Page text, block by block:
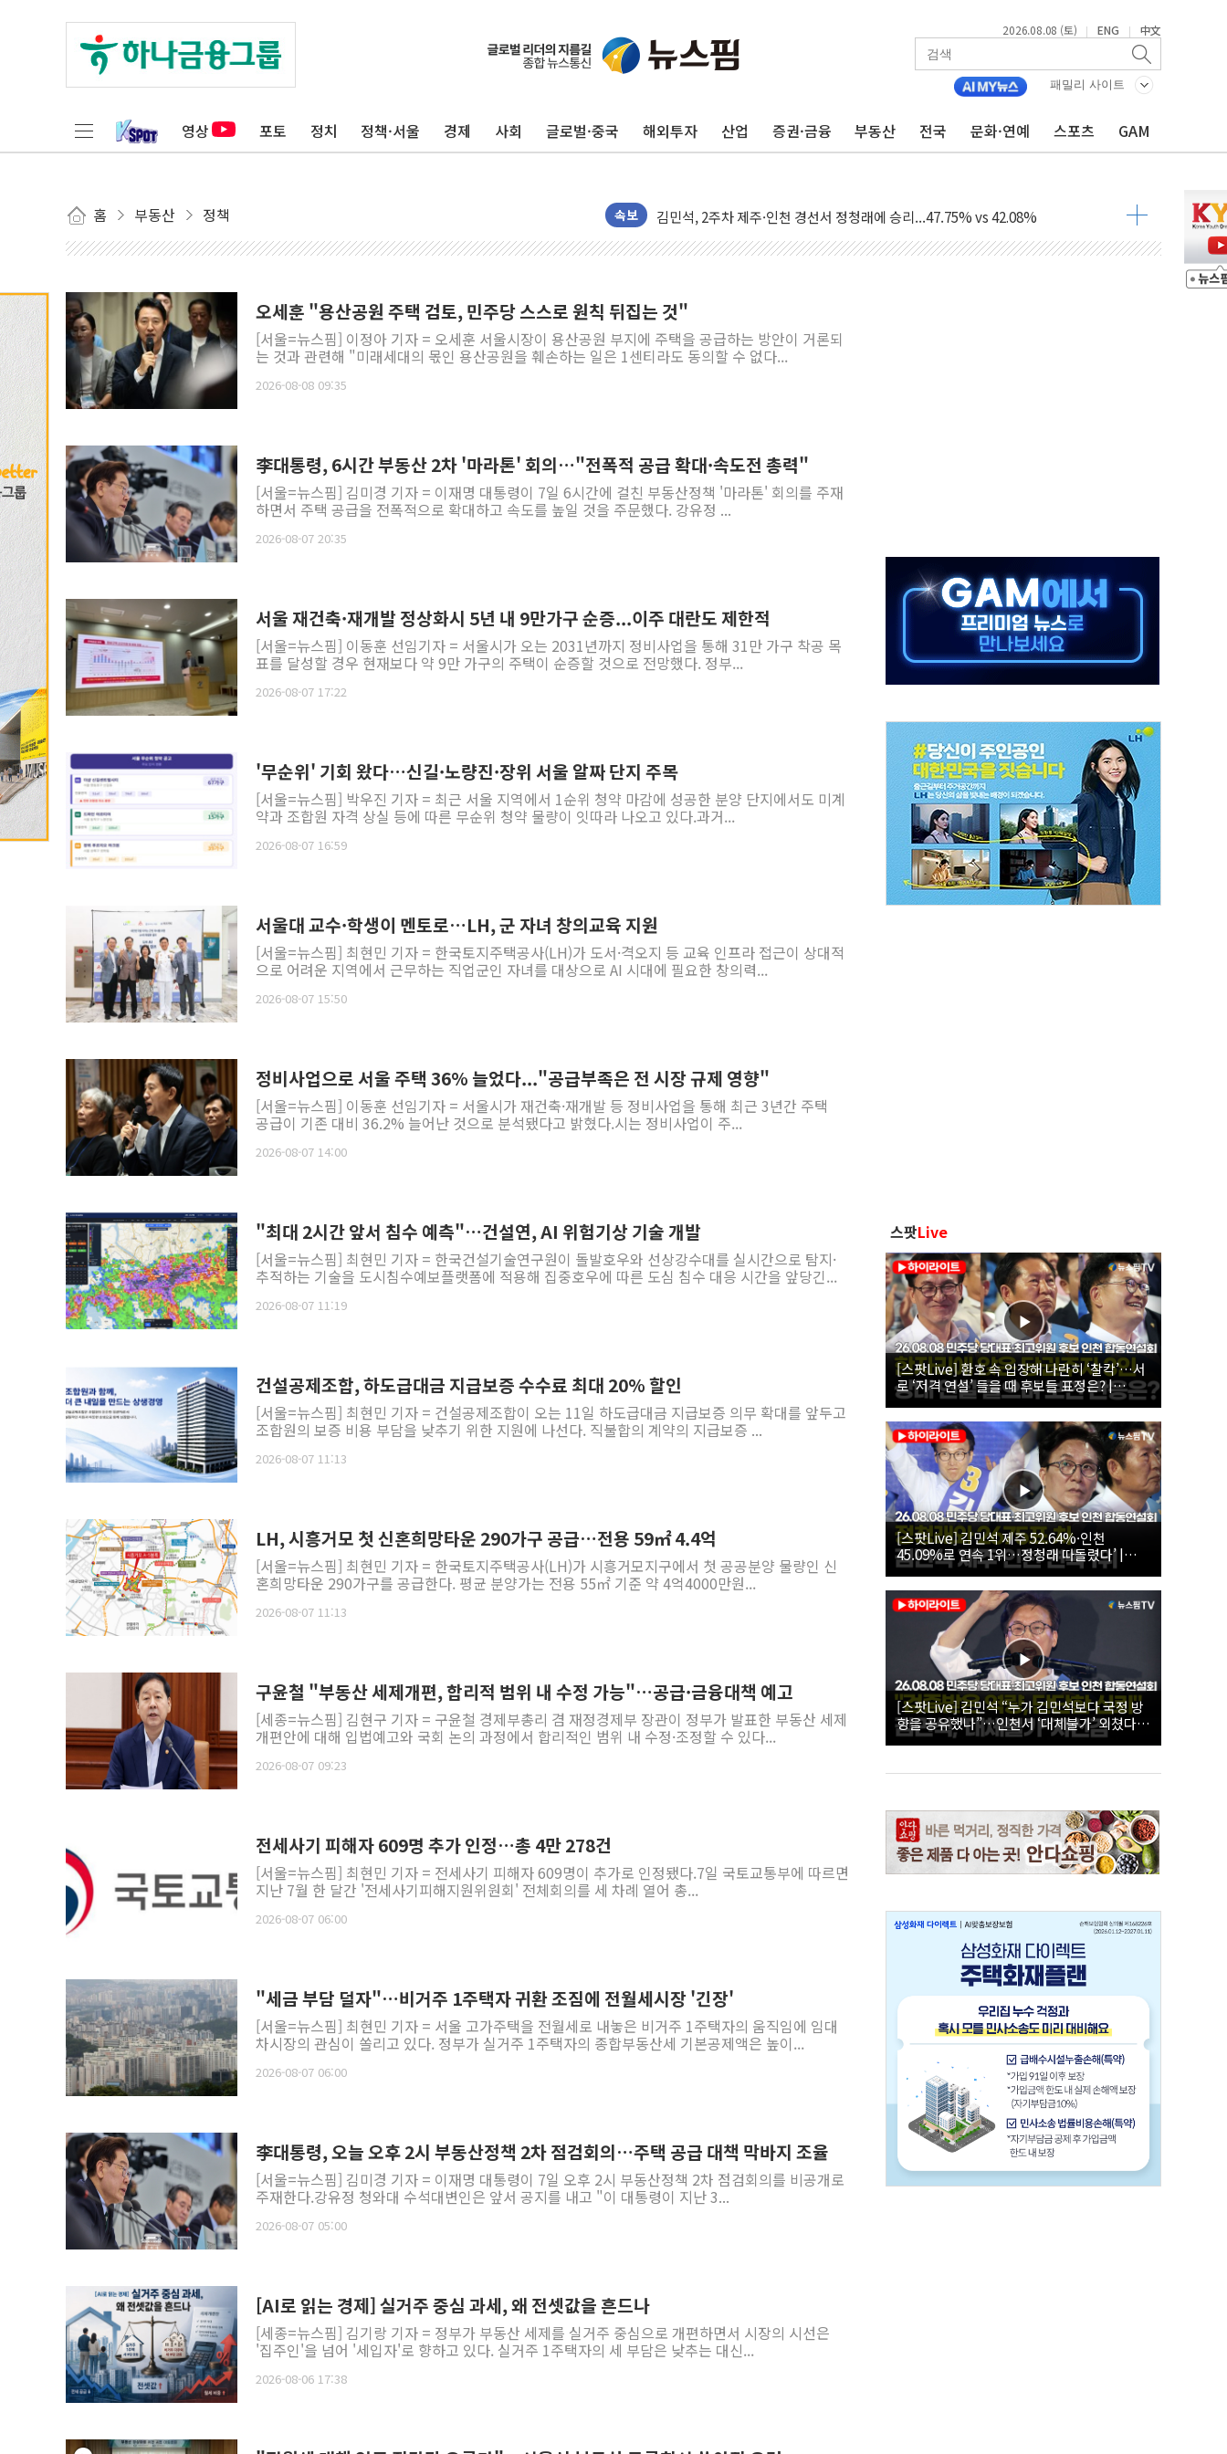
2026.08.08 (토) | ENG | 中文
패밀리 사이트
영상 포토 정치 정책·서울 경제 사회 글로벌·중국 해외투자 산업 증권·금융 부동산 전국 문화·연예 스포츠 GAM
홈 부동산 정책 속보
울진·영덕 '호우특보'-포항 '산사태 주의보'...경북도, 호우 피해·통제구간 없어
[종합] 김민석, 정청래에 '0.86%p' 차 재역전 성공...金 45.42% vs 鄭 44.56%
김민석, 2주차 제주·인천 경선서 정청래에 승리...47.75% vs 42.08%
인사하는 김민석 당대표 후보
[속보] 민주, 제주 경선 결과 발표...김민석 52.64% 정청래 39.89% 송영길 7.47%
이번주 국내 주요 금융일정(8.10~8.14)
서울 중랑구 주택가서 흉기 난동…60대 남성 2명 숨져
李대통령 "결혼 때문에 손해 보는 일 없게"…'결혼 페널티' 22개 과제 손본다
여수 오동도 인근 해상서 모터보트 전복…1명 사망·1명 실종
인천 선재도 갯벌서 해루질 중 실종 60대 나흘만에 숨진 채 발견
인천서 말다툼 중 어머니 흉기 살해 10대 아들 체포
'화합' 꺼낸 김민석에 '뻔뻔' 받아친 정청래…제주 연설서 신경전 고조
李대통령, ISA 개편 재검토 지시…與 "적극 환영"·野 "졸속 국정"
오세훈 "용산공원 주택 검토, 민주당 스스로 원칙 뒤집는 것"
[서울=뉴스핌] 이정아 기자 = 오세훈 서울시장이 용산공원 부지에 주택을 공급하는 방안이 거론되
는 것과 관련해 "미래세대의 몫인 용산공원을 훼손하는 일은 1센티라도 동의할 수 없다...
2026-08-08 09:35
李대통령, 6시간 부동산 2차 '마라톤' 회의…"전폭적 공급 확대·속도전 총력"
[서울=뉴스핌] 김미경 기자 = 이재명 대통령이 7일 6시간에 걸친 부동산정책 '마라톤' 회의를 주재
하면서 주택 공급을 전폭적으로 확대하고 속도를 높일 것을 주문했다. 강유정 ...
2026-08-07 20:35
서울 재건축·재개발 정상화시 5년 내 9만가구 순증...이주 대란도 제한적
[서울=뉴스핌] 이동훈 선임기자 = 서울시가 오는 2031년까지 정비사업을 통해 31만 가구 착공 목
표를 달성할 경우 현재보다 약 9만 가구의 주택이 순증할 것으로 전망했다. 정부...
2026-08-07 17:22
'무순위' 기회 왔다…신길·노량진·장위 서울 알짜 단지 주목
[서울=뉴스핌] 박우진 기자 = 최근 서울 지역에서 1순위 청약 마감에 성공한 분양 단지에서도 미계
약과 조합원 자격 상실 등에 따른 무순위 청약 물량이 잇따라 나오고 있다.과거...
2026-08-07 16:59
서울대 교수·학생이 멘토로…LH, 군 자녀 창의교육 지원
[서울=뉴스핌] 최현민 기자 = 한국토지주택공사(LH)가 도서·격오지 등 교육 인프라 접근이 상대적
으로 어려운 지역에서 근무하는 직업군인 자녀를 대상으로 AI 시대에 필요한 창의력...
2026-08-07 15:50
정비사업으로 서울 주택 36% 늘었다..."공급부족은 전 시장 규제 영향"
[서울=뉴스핌] 이동훈 선임기자 = 서울시가 재건축·재개발 등 정비사업을 통해 최근 3년간 주택
공급이 기존 대비 36.2% 늘어난 것으로 분석됐다고 밝혔다.시는 정비사업이 주...
2026-08-07 14:00
"최대 2시간 앞서 침수 예측"…건설연, AI 위험기상 기술 개발
[서울=뉴스핌] 최현민 기자 = 한국건설기술연구원이 돌발호우와 선상강수대를 실시간으로 탐지·
추적하는 기술을 도시침수예보플랫폼에 적용해 집중호우에 따른 도심 침수 대응 시간을 앞당긴...
2026-08-07 11:19
건설공제조합, 하도급대금 지급보증 수수료 최대 20% 할인
[서울=뉴스핌] 최현민 기자 = 건설공제조합이 오는 11일 하도급대금 지급보증 의무 확대를 앞두고
조합원의 보증 비용 부담을 낮추기 위한 지원에 나선다. 직불합의 계약의 지급보증 ...
2026-08-07 11:13
LH, 시흥거모 첫 신혼희망타운 290가구 공급…전용 59㎡ 4.4억
[서울=뉴스핌] 최현민 기자 = 한국토지주택공사(LH)가 시흥거모지구에서 첫 공공분양 물량인 신
혼희망타운 290가구를 공급한다. 평균 분양가는 전용 55㎡ 기준 약 4억4000만원...
2026-08-07 11:13
구윤철 "부동산 세제개편, 합리적 범위 내 수정 가능"…공급·금융대책 예고
[세종=뉴스핌] 김현구 기자 = 구윤철 경제부총리 겸 재정경제부 장관이 정부가 발표한 부동산 세제
개편안에 대해 입법예고와 국회 논의 과정에서 합리적인 범위 내 수정·조정할 수 있다...
2026-08-07 09:23
전세사기 피해자 609명 추가 인정…총 4만 278건
[서울=뉴스핌] 최현민 기자 = 전세사기 피해자 609명이 추가로 인정됐다.7일 국토교통부에 따르면
지난 7월 한 달간 '전세사기피해지원위원회' 전체회의를 세 차례 열어 총...
2026-08-07 06:00
"세금 부담 덜자"…비거주 1주택자 귀환 조짐에 전월세시장 '긴장'
[서울=뉴스핌] 최현민 기자 = 서울 고가주택을 전월세로 내놓은 비거주 1주택자의 움직임에 임대
차시장의 관심이 쏠리고 있다. 정부가 실거주 1주택자의 종합부동산세 기본공제액은 높이...
2026-08-07 06:00
李대통령, 오늘 오후 2시 부동산정책 2차 점검회의…주택 공급 대책 막바지 조율
[서울=뉴스핌] 김미경 기자 = 이재명 대통령이 7일 오후 2시 부동산정책 2차 점검회의를 비공개로
주재한다.강유정 청와대 수석대변인은 앞서 공지를 내고 "이 대통령이 지난 3...
2026-08-07 05:00
[AI로 읽는 경제] 실거주 중심 과세, 왜 전셋값을 흔드나
[세종=뉴스핌] 김기랑 기자 = 정부가 부동산 세제를 실거주 중심으로 개편하면서 시장의 시선은
'집주인'을 넘어 '세입자'로 향하고 있다. 실거주 1주택자의 세 부담은 낮추는 대신...
2026-08-06 17:38
스팟Live
[스팟Live] 환호 속 입장해 나란히 ‘찰칵’…서
로 ‘저격 연설’ 들을 때 후보들 표정은? |
26.08.08 더불어민주당 당대표·최고위원 후
보 인천 합동연설회
[스팟Live] 김민석 제주 52.64%·인천
45.09%로 연속 1위…정청래 따돌렸다’ |
26.08.08 더불어민주당 당대표·최고위원 후
보 인천 합동연설회
[스팟Live] 김민석 “누가 김민석보다 국정 방
향을 공유했나”…인천서 ‘대체불가’ 외쳤다 |
26.08.08 더불어민주당 당대표·최고위원 후